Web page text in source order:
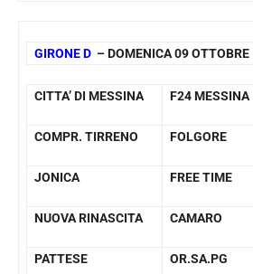
GIRONE D – DOMENICA 09 OTTOBRE
CITTA’ DI MESSINA F24 MESSINA
COMPR. TIRRENO
FOLGORE
JONICA
FREE TIME
NUOVA RINASCITA
CAMARO
PATTESE
OR.SA.PG